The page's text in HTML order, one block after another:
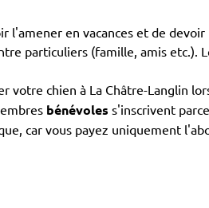
l'amener en vacances et de
particuliers (famille, amis
votre chien à La Châtre-Langlin
bénévoles s'inscrivent
car vous payez uniquement